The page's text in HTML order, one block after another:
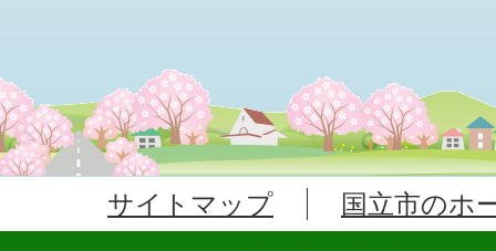
サイトマップ 国立市のホ